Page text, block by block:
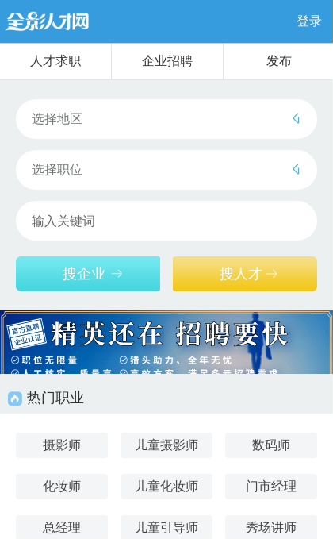
登录
人才求职 企业招聘 发布
选择地区
选择职位
搜企业 搜人才
热门职业
摄影师 儿童摄影师 数码师
化妆师 儿童化妆师 门市经理
总经理 儿童引导师 秀场讲师